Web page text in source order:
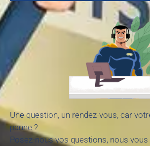
Une question, un rendez-vous, car
panne ?
Posez-nous vos questions, nous